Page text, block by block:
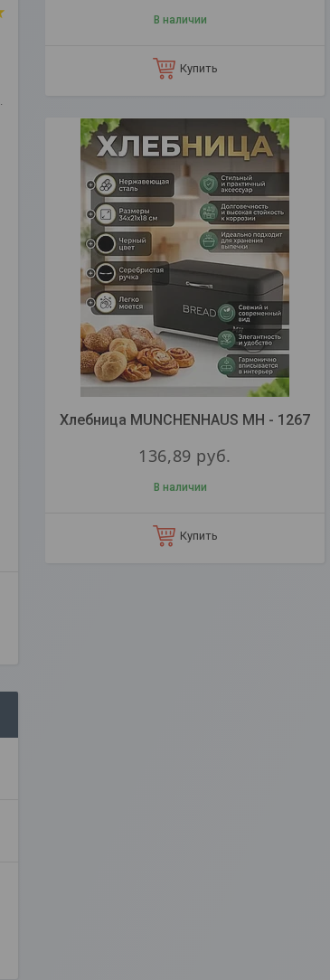
В наличии
Купить
Хлебница MUNCHENHAUS MH - 1267
136,89 руб.
В наличии
Купить